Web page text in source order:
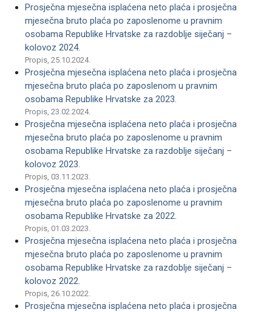
Prosječna mjesečna isplaćena neto plaća i prosječna
mjesečna bruto plaća po zaposlenome u pravnim
osobama Republike Hrvatske za razdoblje siječanj –
kolovoz 2024.
Propis, 25.10.2024.
Prosječna mjesečna isplaćena neto plaća i prosječna
mjesečna bruto plaća po zaposlenom u pravnim
osobama Republike Hrvatske za 2023.
Propis, 23.02.2024.
Prosječna mjesečna isplaćena neto plaća i prosječna
mjesečna bruto plaća po zaposlenome u pravnim
osobama Republike Hrvatske za razdoblje siječanj –
kolovoz 2023.
Propis, 03.11.2023.
Prosječna mjesečna isplaćena neto plaća i prosječna
mjesečna bruto plaća po zaposlenome u pravnim
osobama Republike Hrvatske za 2022.
Propis, 01.03.2023.
Prosječna mjesečna isplaćena neto plaća i prosječna
mjesečna bruto plaća po zaposlenome u pravnim
osobama Republike Hrvatske za razdoblje siječanj –
kolovoz 2022.
Propis, 26.10.2022.
Prosječna mjesečna isplaćena neto plaća i prosječna